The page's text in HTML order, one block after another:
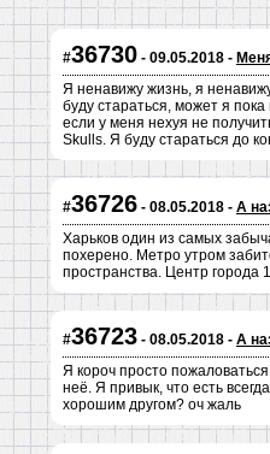
#36730 - 09.05.2018 -
Я ненавижу жизнь, я
буду стараться, может я
если у меня нехуя не
Skulls. Я буду стараться до
#36726 - 08.05.2018 - А
Харьков один из самых
похерено. Метро утром
пространства. Центр города
#36723 - 08.05.2018 - А
Я короч просто
неё. Я привык, что есть
хорошим другом? оч жаль